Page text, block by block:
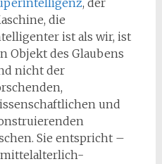
, der
die
ist als wir, ist
Objekt des Glaubens
nicht der
und
Sie entspricht –